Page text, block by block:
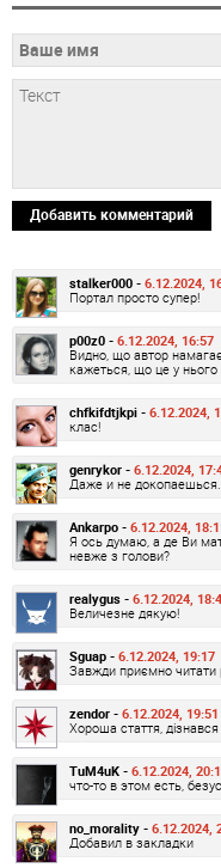
Добавить комментарий
stalker000 - 6.12.2024,
Портал просто супер!
p00z0 - 6.12.2024, 16:57
Видно, що автор
кажеться, що це у нього
chfkifdtjkpi - 6.12.2024,
клас!
genrykor - 6.12.2024,
Даже и не докопаешься.
Ankarpo - 6.12.2024,
Я ось думаю, а де Ви
невже з голови?
realygus - 6.12.2024,
Величезне дякую!
Sguap - 6.12.2024, 19:17
Завжди приємно
zendor - 6.12.2024, 19:51
Хороша стаття,
TuM4uK - 6.12.2024,
что-то в этом есть,
no_morality - 6.12.2024,
Добавил в закладки